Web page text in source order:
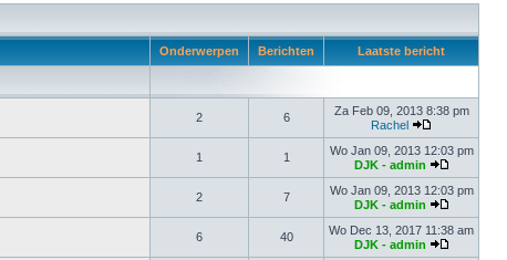
Onderwerpen Berichten Laatste bericht
2 6
Za Feb 09, 2013 8:38 pm
Rachel
1 1
Wo Jan 09, 2013 12:03 pm
DJK - admin
2 7
Wo Jan 09, 2013 12:03 pm
DJK - admin
6 40
Wo Dec 13, 2017 11:38 am
DJK - admin